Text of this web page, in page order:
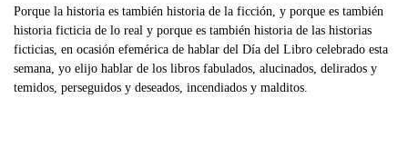
Porque la historia es también historia de la ficción, y porque es también
historia ficticia de lo real y porque es también historia de las historias
ficticias, en ocasión efemérica de hablar del Día del Libro celebrado esta
semana, yo elijo hablar de los libros fabulados, alucinados, delirados y
temidos, perseguidos y deseados, incendiados y malditos.